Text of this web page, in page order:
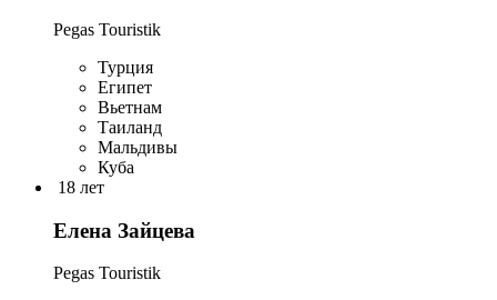
Pegas Touristik
Турция
Египет
Вьетнам
Таиланд
Мальдивы
Куба
18 лет
Елена Зайцева
Pegas Touristik